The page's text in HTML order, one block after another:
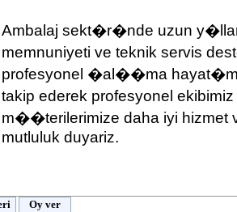
Ambalaj sekt�r�nde uzun
memnuniyeti ve teknik servis
profesyonel �al��ma
takip ederek profesyonel
m��terilerimize daha iyi
mutluluk duyariz.